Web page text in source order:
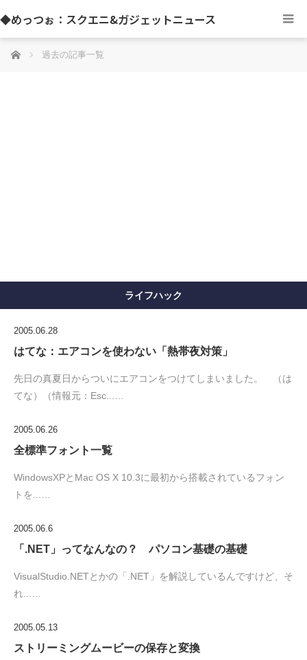
◆めっつぉ：スクエニ&ガジェットニュース
ホーム 過去の記事一覧
ライフハック
2005.06.28
はてな：エアコンを使わない「熱帯夜対策」
先日の真夏日からついにエアコンをつけてしまいました。 （は
てな）（情報元：Esc...…
2005.06.26
全標準フォント一覧
WindowsXPとMac OS X 10.3に最初から搭載されているフォン
トを...…
2005.06.6
「.NET」ってなんなの？ パソコン基礎の基礎
VisualStudio.NETとかの「.NET」を解説しているんですけど、そ
れ...…
2005.05.13
ストリーミングムービーの保存と変換